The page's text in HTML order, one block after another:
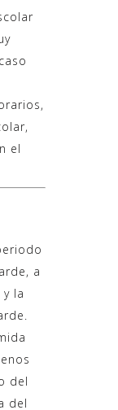
el
a
la
del
del